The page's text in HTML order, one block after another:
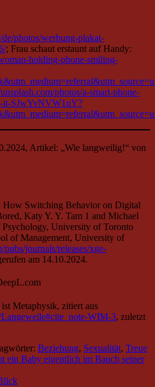
photos/werbung-plakat-
; Frau schaut erstaunt auf Handy:
holding-phone-smiling-
photos/a-smart-phone-
it-SJwYvNVW1qY?
Artikel: „Wie langweilig!“ von
How Switching Behavior on Digital
Katy Y. Y. Tam 1 and Michael
University of Toronto
of Management, University of
journals/releases/xge-
am 14.10.2024.
Metaphysik, zitiert aus
WIM-3, zuletzt
Beziehung, Sexualität, Treue
ein Baby eigentlich im Bauch seiner